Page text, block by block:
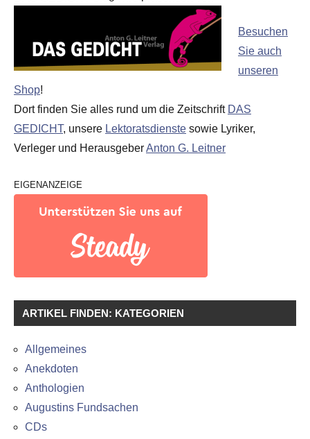
Besuchen
Sie auch
unseren
Shop!
Dort finden Sie alles rund um die Zeitschrift DAS
GEDICHT, unsere Lektoratsdienste sowie Lyriker,
Verleger und HerausgeberAnton G. Leitner
EIGENANZEIGE
ARTIKEL FINDEN: KATEGORIEN
Allgemeines
Anekdoten
Anthologien
Augustins Fundsachen
CDs